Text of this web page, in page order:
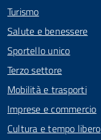
Turismo
Salute e benessere
Sportello unico
Terzo settore
Mobilità e trasporti
Imprese e commercio
Cultura e tempo libero